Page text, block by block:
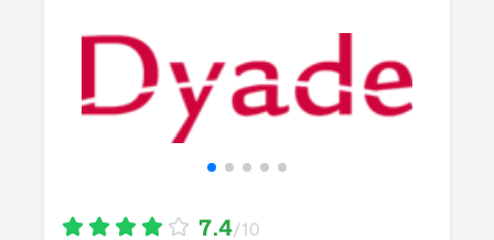
7.4/10